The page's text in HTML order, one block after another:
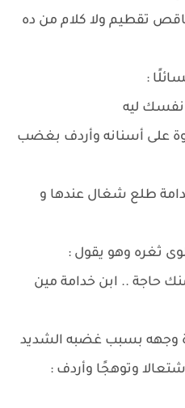
ناقص تقطيم ولا كلام من ده
:
ليه
على أسنانه وأردف بغضب
طلع شغال عندها و
ثغره وهو يقول :
حاجة .. ابن خدامة مين
وجهه بسبب غضبه الشديد
وتوهجًا وأردف :